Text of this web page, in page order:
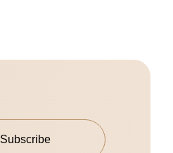
Subscribe